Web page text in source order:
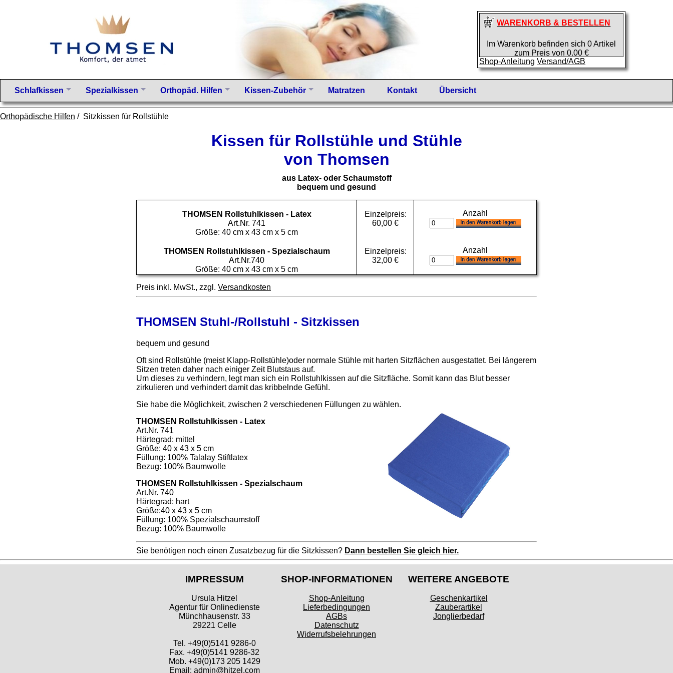
WARENKORB & BESTELLEN
Im Warenkorb befinden sich 0 Artikel
zum Preis von 0.00 €
Shop-Anleitung Versand/AGB
Schlafkissen Spezialkissen Orthopäd. Hilfen Kissen-Zubehör Matratzen Kontakt Übersicht
Orthopädische Hilfen / Sitzkissen für Rollstühle
Kissen für Rollstühle und Stühle
von Thomsen
aus Latex- oder Schaumstoff
bequem und gesund
THOMSEN Rollstuhlkissen - Latex
Art.Nr. 741
Größe: 40 cm x 43 cm x 5 cm
Einzelpreis:
60,00 €
Anzahl
THOMSEN Rollstuhlkissen - Spezialschaum
Art.Nr.740
Größe: 40 cm x 43 cm x 5 cm
Einzelpreis:
32,00 €
Anzahl
Preis inkl. MwSt., zzgl. Versandkosten
THOMSEN Stuhl-/Rollstuhl - Sitzkissen
bequem und gesund
Oft sind Rollstühle (meist Klapp-Rollstühle)oder normale Stühle mit harten Sitzflächen ausgestattet. Bei längerem
Sitzen treten daher nach einiger Zeit Blutstaus auf.
Um dieses zu verhindern, legt man sich ein Rollstuhlkissen auf die Sitzfläche. Somit kann das Blut besser
zirkulieren und verhindert damit das kribbelnde Gefühl.
Sie habe die Möglichkeit, zwischen 2 verschiedenen Füllungen zu wählen.
THOMSEN Rollstuhlkissen - Latex
Art.Nr. 741
Härtegrad: mittel
Größe: 40 x 43 x 5 cm
Füllung: 100% Talalay Stiftlatex
Bezug: 100% Baumwolle
THOMSEN Rollstuhlkissen - Spezialschaum
Art.Nr. 740
Härtegrad: hart
Größe:40 x 43 x 5 cm
Füllung: 100% Spezialschaumstoff
Bezug: 100% Baumwolle
Sie benötigen noch einen Zusatzbezug für die Sitzkissen? Dann bestellen Sie gleich hier.
IMPRESSUM
Ursula Hitzel
Agentur für Onlinedienste
Münchhausenstr. 33
29221 Celle
Tel. +49(0)5141 9286-0
Fax. +49(0)5141 9286-32
Mob. +49(0)173 205 1429
Email: admin@hitzel.com
SHOP-INFORMATIONEN
Shop-Anleitung
Lieferbedingungen
AGBs
Datenschutz
Widerrufsbelehrungen
WEITERE ANGEBOTE
Geschenkartikel
Zauberartikel
Jonglierbedarf